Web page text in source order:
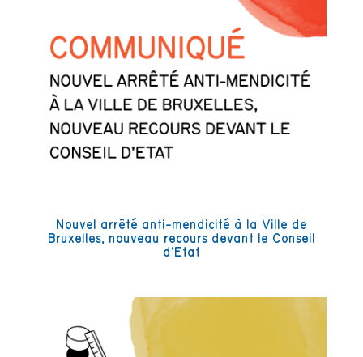
Nouvel arrêté anti-mendicité à la Ville de
Bruxelles, nouveau recours devant le Conseil
d’Etat